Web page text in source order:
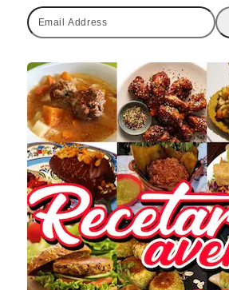
Email
Address